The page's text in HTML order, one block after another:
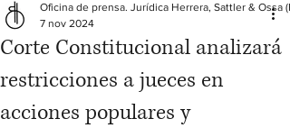
Corte Constitucional analizará
restricciones a jueces en
acciones populares y
Oficina de prensa. Jurídica Herrera, Sattler & Ossa
7 nov 2024